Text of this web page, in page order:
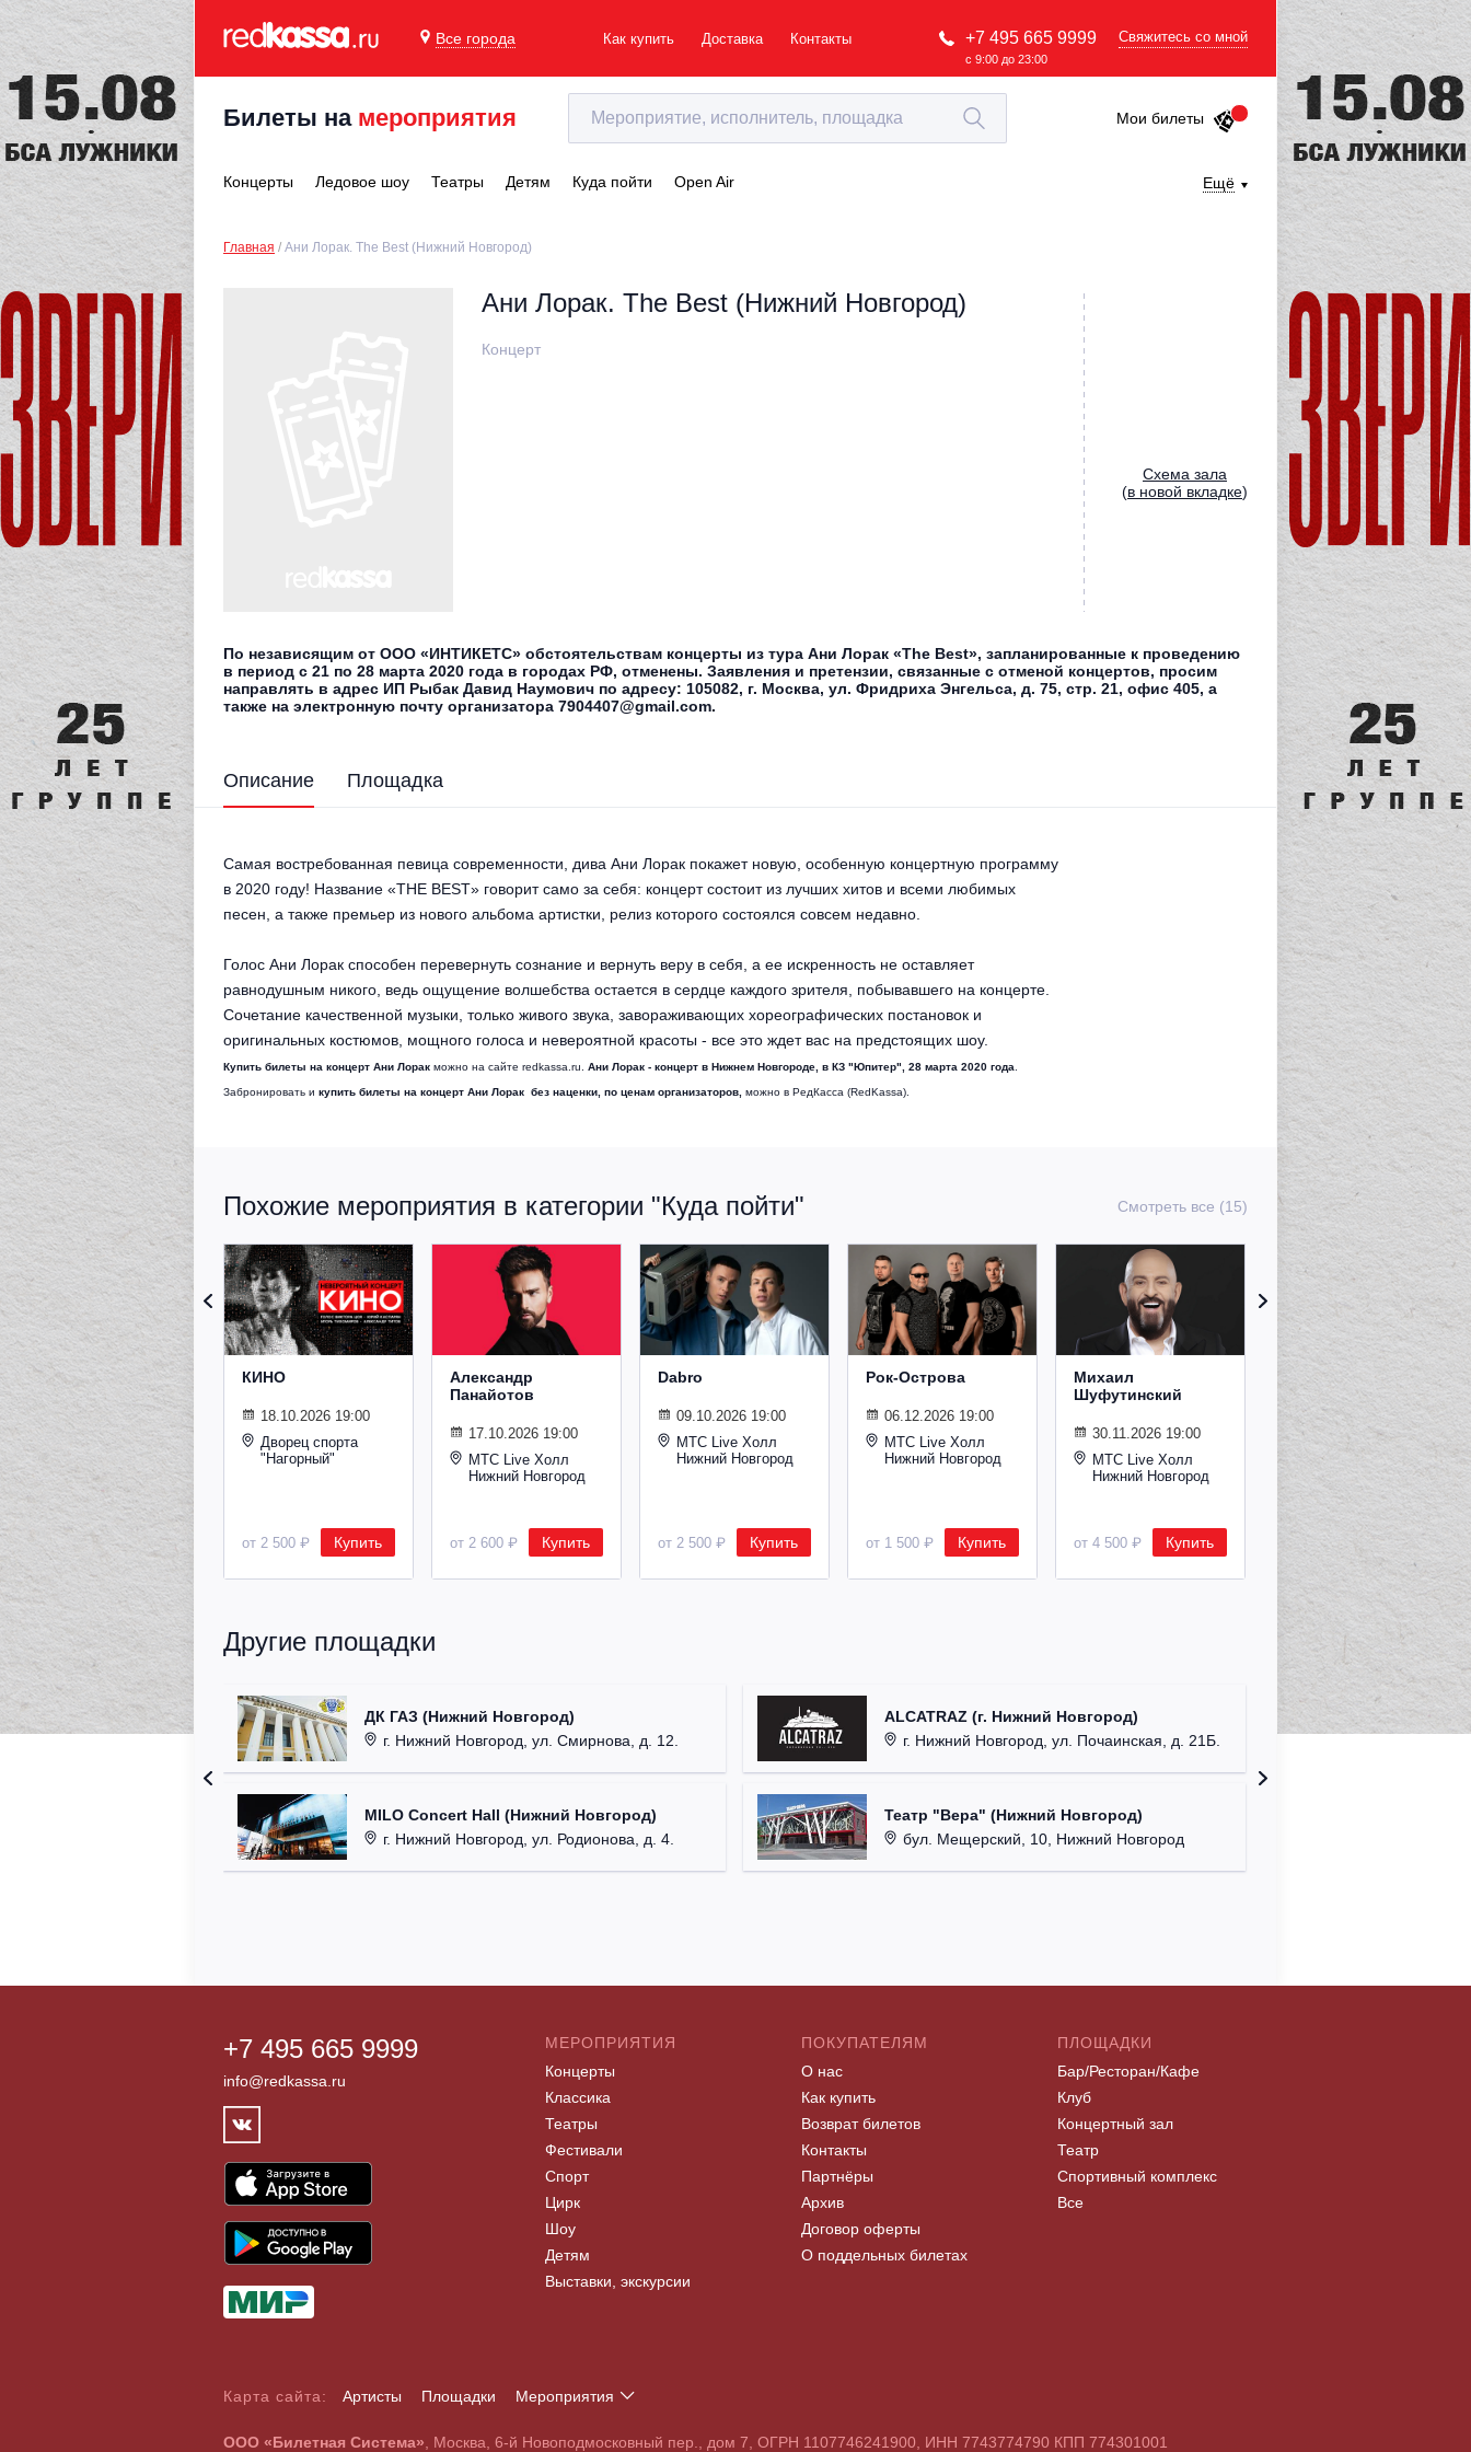
Все города Как купить Доставка Контакты +7 495 665 9999
с 9:00 до 23:00
Свяжитесь со мной
Билеты на мероприятия Мои билеты
Концерты Ледовое шоу Театры Детям Куда пойти Open Air Ещё
Главная Ани Лорак. The Best (Нижний Новгород)
Ани Лорак. The Best (Нижний Новгород)
Концерт
Cхема зала
(в новой вкладке)
По независящим от ООО «ИНТИКЕТС» обстоятельствам концерты из тура Ани Лорак «The Best», запланированные к проведению
в период с 21 по 28 марта 2020 года в городах РФ, отменены. Заявления и претензии, связанные с отменой концертов, просим
направлять в адрес ИП Рыбак Давид Наумович по адресу: 105082, г. Москва, ул. Фридриха Энгельса, д. 75, стр. 21, офис 405, а
также на электронную почту организатора 7904407@gmail.com.
Описание Площадка
Самая востребованная певица современности, дива Ани Лорак покажет новую, особенную концертную программу
в 2020 году! Название «THE BEST» говорит само за себя: концерт состоит из лучших хитов и всеми любимых
песен, а также премьер из нового альбома артистки, релиз которого состоялся совсем недавно.
Голос Ани Лорак способен перевернуть сознание и вернуть веру в себя, а ее искренность не оставляет
равнодушным никого, ведь ощущение волшебства остается в сердце каждого зрителя, побывавшего на концерте.
Сочетание качественной музыки, только живого звука, завораживающих хореографических постановок и
оригинальных костюмов, мощного голоса и невероятной красоты - все это ждет вас на предстоящих шоу.
Купить билеты на концерт Ани Лорак можно на сайте redkassa.ru. Ани Лорак - концерт в Нижнем Новгороде, в КЗ "Юпитер", 28 марта 2020 года
Забронировать и купить билеты на концерт Ани Лорак без наценки, по ценам организаторов, можно в РедКасса (RedKassa).
Похожие мероприятия в категории "Куда пойти" Смотреть все (15)
КИНО
18.10.2026 19:00
Дворец спорта
"Нагорный"
от 2 500 ₽ Купить
Александр
Панайотов
17.10.2026 19:00
МТС Live Холл
Нижний Новгород
от 2 600 ₽ Купить
Dabro
09.10.2026 19:00
МТС Live Холл
Нижний Новгород
от 2 500 ₽ Купить
Рок-Острова
06.12.2026 19:00
МТС Live Холл
Нижний Новгород
от 1 500 ₽ Купить
Михаил
Шуфутинский
30.11.2026 19:00
МТС Live Холл
Нижний Новгород
от 4 500 ₽ Купить
Сурганова и
Оркестр
02.11.2026 19:00
МТС Live Холл
Нижний Новгород
от 2 600 ₽ Купить
Другие площадки
ДК ГАЗ (Нижний Новгород)
г. Нижний Новгород, ул. Смирнова, д. 12.
MILO Concert Hall (Нижний Новгород)
г. Нижний Новгород, ул. Родионова, д. 4.
ALCATRAZ (г. Нижний Новгород)
г. Нижний Новгород, ул. Почаинская, д. 21Б.
Театр "Вера" (Нижний Новгород)
бул. Мещерский, 10, Нижний Новгород
ДК
г.
+7 495 665 9999
info@redkassa.ru
МЕРОПРИЯТИЯ
Концерты
Классика
Театры
Фестивали
Спорт
Цирк
Шоу
Детям
Выставки, экскурсии
ПОКУПАТЕЛЯМ
О нас
Как купить
Возврат билетов
Контакты
Партнёры
Архив
Договор оферты
О поддельных билетах
ПЛОЩАДКИ
Бар/Ресторан/Кафе
Клуб
Концертный зал
Театр
Спортивный комплекс
Все
Карта сайта: Артисты Площадки
Мероприятия
ООО «Билетная Система» , Москва, 6-й Новоподмосковный пер., дом 7, ОГРН 1107746241900, ИНН 7743774790 КПП 774301001